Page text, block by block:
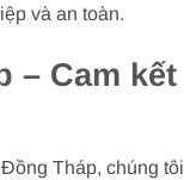
và an toàn.
– Cam kết
Tháp, chúng tôi